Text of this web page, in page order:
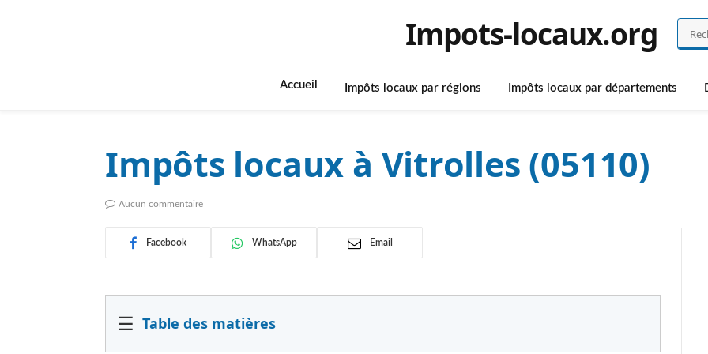
Impots-locaux.org
Accueil Impôts locaux par régions Impôts locaux par départements
Impôts locaux à Vitrolles (05110)
Aucun commentaire
Facebook WhatsApp Email
☰ Table des matières